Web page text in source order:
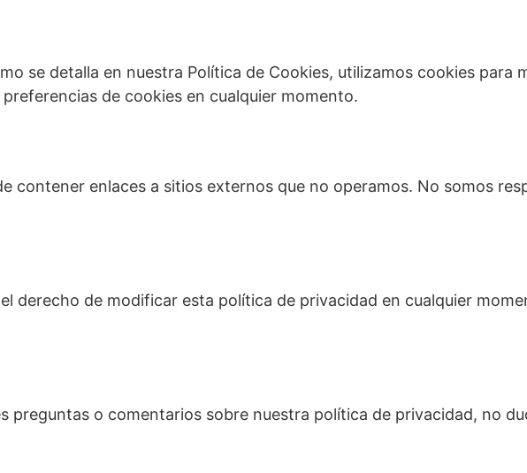
se detalla en nuestra Política de Cookies, utilizamos cookies para
de cookies en cualquier momento.
contener enlaces a sitios externos que no operamos. No somos
derecho de modificar esta política de privacidad en cualquier
preguntas o comentarios sobre nuestra política de privacidad, no